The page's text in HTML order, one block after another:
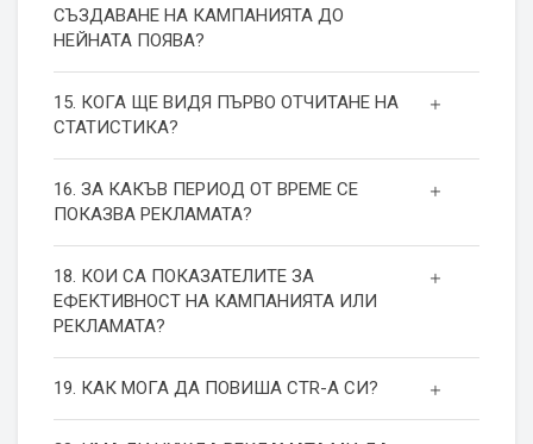
СЪЗДАВАНЕ НА КАМПАНИЯТА ДО
НЕЙНАТА ПОЯВА?
15. КОГА ЩЕ ВИДЯ ПЪРВО ОТЧИТАНЕ НА
СТАТИСТИКА?
16. ЗА КАКЪВ ПЕРИОД ОТ ВРЕМЕ СЕ
ПОКАЗВА РЕКЛАМАТА?
18. КОИ СА ПОКАЗАТЕЛИТЕ ЗА
ЕФЕКТИВНОСТ НА КАМПАНИЯТА ИЛИ
РЕКЛАМАТА?
19. КАК МОГА ДА ПОВИША СТR-А СИ?